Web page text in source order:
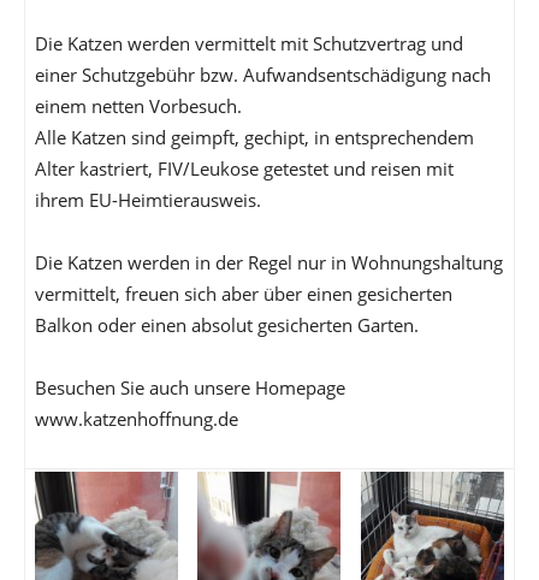
Die Katzen werden vermittelt mit Schutzvertrag und
einer Schutzgebühr bzw. Aufwandsentschädigung nach
einem netten Vorbesuch.
Alle Katzen sind geimpft, gechipt, in entsprechendem
Alter kastriert, FIV/Leukose getestet und reisen mit
ihrem EU-Heimtierausweis.
Die Katzen werden in der Regel nur in Wohnungshaltung
vermittelt, freuen sich aber über einen gesicherten
Balkon oder einen absolut gesicherten Garten.
Besuchen Sie auch unsere Homepage
www.katzenhoffnung.de